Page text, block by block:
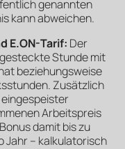
genannten
kann abweichen.
E.ON-Tarif: Der
Stunde mit
beziehungsweise
Zusätzlich
Arbeitspreis
damit bis zu
Jahr – kalkulatorisch